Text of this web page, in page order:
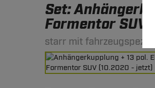
Set:
Formentor SUV
starr mit